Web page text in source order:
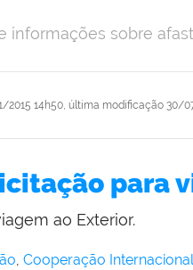
2015 14h50, última modificação 30/
informações sobre
para
ao Exterior.
, Cooperação Internacional